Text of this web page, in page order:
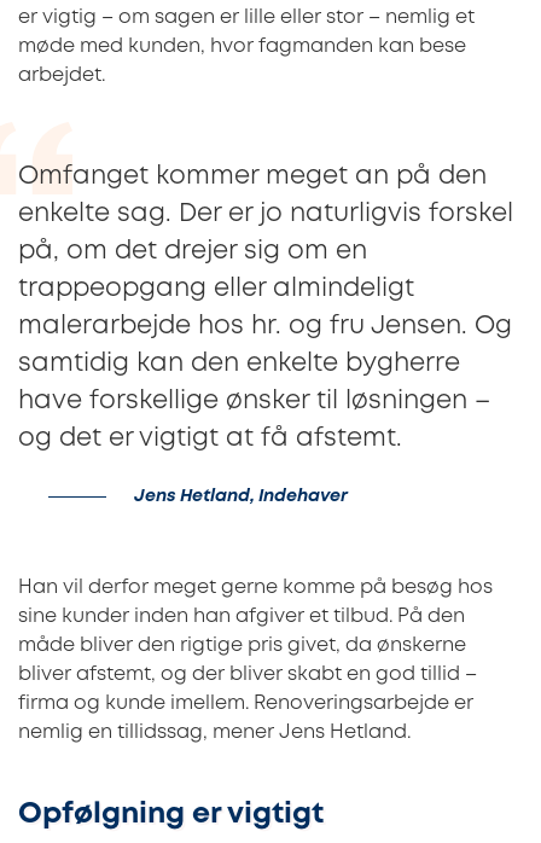
er vigtig – om sagen er lille eller stor – nemlig et
møde med kunden, hvor fagmanden kan bese
arbejdet.
Omfanget kommer meget an på den
enkelte sag. Der er jo naturligvis forskel
på, om det drejer sig om en
trappeopgang eller almindeligt
malerarbejde hos hr. og fru Jensen. Og
samtidig kan den enkelte bygherre
have forskellige ønsker til løsningen –
og det er vigtigt at få afstemt.
Jens Hetland, Indehaver
Han vil derfor meget gerne komme på besøg hos
sine kunder inden han afgiver et tilbud. På den
måde bliver den rigtige pris givet, da ønskerne
bliver afstemt, og der bliver skabt en god tillid –
firma og kunde imellem. Renoveringsarbejde er
nemlig en tillidssag, mener Jens Hetland.
Opfølgning er vigtigt